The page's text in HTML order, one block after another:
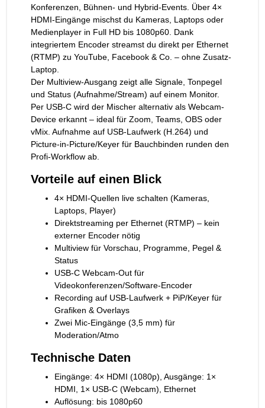
Konferenzen, Bühnen- und Hybrid-Events. Über 4×
HDMI-Eingänge mischst du Kameras, Laptops oder
Medienplayer in Full HD bis 1080p60. Dank
integriertem Encoder streamst du direkt per Ethernet
(RTMP) zu YouTube, Facebook & Co. – ohne Zusatz-
Laptop.
Der Multiview-Ausgang zeigt alle Signale, Tonpegel
und Status (Aufnahme/Stream) auf einem Monitor.
Per USB-C wird der Mischer alternativ als Webcam-
Device erkannt – ideal für Zoom, Teams, OBS oder
vMix. Aufnahme auf USB-Laufwerk (H.264) und
Picture-in-Picture/Keyer für Bauchbinden runden den
Profi-Workflow ab.
Vorteile auf einen Blick
4× HDMI-Quellen live schalten (Kameras,
Laptops, Player)
Direktstreaming per Ethernet (RTMP) – kein
externer Encoder nötig
Multiview für Vorschau, Programme, Pegel &
Status
USB-C Webcam-Out für
Videokonferenzen/Software-Encoder
Recording auf USB-Laufwerk + PiP/Keyer für
Grafiken & Overlays
Zwei Mic-Eingänge (3,5 mm) für
Moderation/Atmo
Technische Daten
Eingänge: 4× HDMI (1080p), Ausgänge: 1×
HDMI, 1× USB-C (Webcam), Ethernet
Auflösung: bis 1080p60